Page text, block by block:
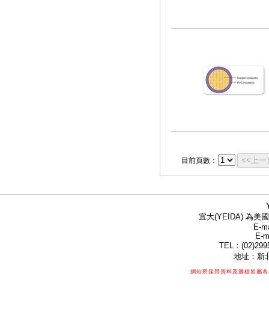
目前頁數： <<上一
宜大(YEIDA) 為美
E-
E-
TEL：
地址：新
網站所採用資料及圖檔皆屬